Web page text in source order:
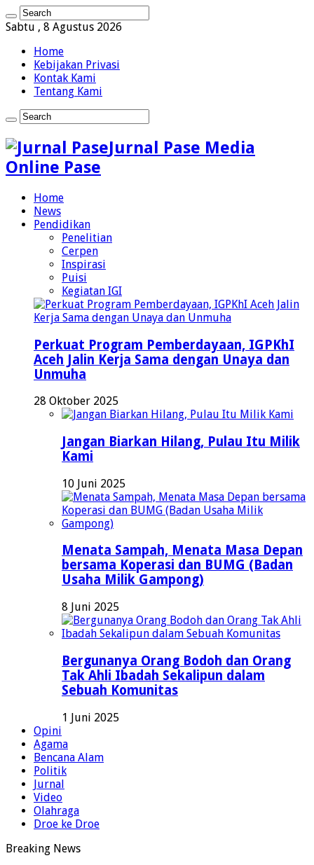
Sabtu , 8 Agustus 2026
Home
Kebijakan Privasi
Kontak Kami
Tentang Kami
Jurnal Pase Media
Online Pase
Home
News
Pendidikan
Penelitian
Cerpen
Inspirasi
Puisi
Kegiatan IGI
Perkuat Program Pemberdayaan, IGPKhI
Aceh Jalin Kerja Sama dengan Unaya dan
Unmuha
28 Oktober 2025
Jangan Biarkan Hilang, Pulau Itu Milik
Kami
10 Juni 2025
Menata Sampah, Menata Masa Depan
bersama Koperasi dan BUMG (Badan
Usaha Milik Gampong)
8 Juni 2025
Bergunanya Orang Bodoh dan Orang
Tak Ahli Ibadah Sekalipun dalam
Sebuah Komunitas
1 Juni 2025
Opini
Agama
Bencana Alam
Politik
Jurnal
Video
Olahraga
Droe ke Droe
Breaking News